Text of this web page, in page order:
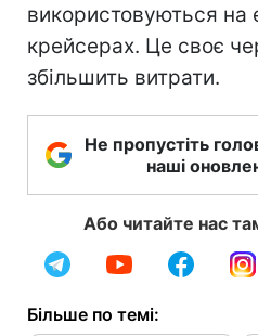
використовуються на
крейсерах. Це своє
збільшить витрати.
Не пропустіть
наші
Або читайте нас
Більше по темі: